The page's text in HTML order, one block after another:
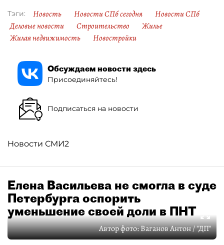
Тэги: Новость Новости СПб сегодня
Новости СПб
Деловые новости
Строительство
Жилье
Жилая недвижимость
Новостройки
Обсуждаем новости здесь
Присоединяйтесь!
Подписаться на новости
Новости СМИ2
Елена Васильева не смогла в суде
Петербурга оспорить
уменьшение своей доли в ПНТ
Автор фото:Ваганов Антон / "ДП"